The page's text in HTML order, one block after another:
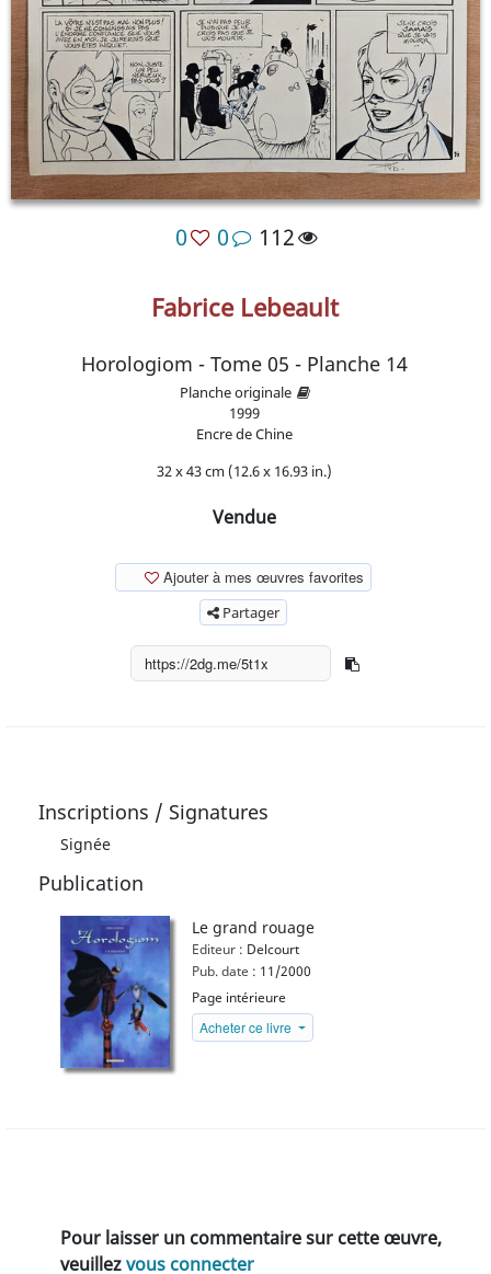
0 0 112
Fabrice Lebeault
Horologiom - Tome 05 - Planche 14
Planche originale
1999
Encre de Chine
32 x 43 cm (12.6 x 16.93 in.)
Vendue
Ajouter à mes œuvres favorites
Partager
Inscriptions / Signatures
Signée
Publication
Le grand rouage
Editeur : Delcourt
Pub. date : 11/2000
Page intérieure
Acheter ce livre
Pour laisser un commentaire sur cette œuvre,
veuillezvous connecter